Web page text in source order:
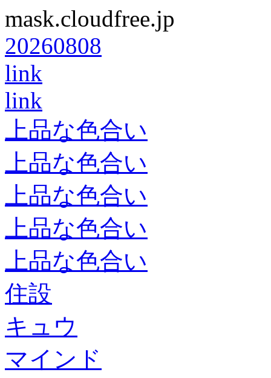
mask.cloudfree.jp
20260808
link
link
上品な色合い
上品な色合い
上品な色合い
上品な色合い
上品な色合い
住設
キュウ
マインド